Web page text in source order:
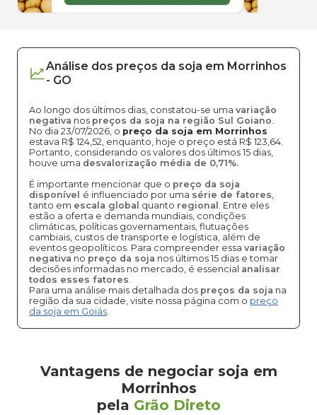
Análise dos preços da soja em Morrinhos
- GO
Ao longo dos últimos dias, constatou-se uma variação
negativa nos preços da soja na região Sul Goiano.
No dia 23/07/2026, o preço da soja em Morrinhos
estava R$ 124,52, enquanto, hoje o preço está R$ 123,64.
Portanto, considerando os valores dos últimos 15 dias,
houve uma desvalorização média de 0,71%.
É importante mencionar que o preço da soja
disponível é influenciado por uma série de fatores,
tanto em escala global quanto regional . Entre eles
estão a oferta e demanda mundiais, condições
climáticas, políticas governamentais, flutuações
cambiais, custos de transporte e logística, além de
eventos geopolíticos. Para compreender essa variação
negativa no preço da soja nos últimos 15 dias e tomar
decisões informadas no mercado, é essencial analisar
todos esses fatores.
Para uma análise mais detalhada dos preços da soja na
região da sua cidade, visite nossa página com o preço
da soja em Goiás.
Vantagens de negociar soja em
Morrinhos
pela Grão Direto